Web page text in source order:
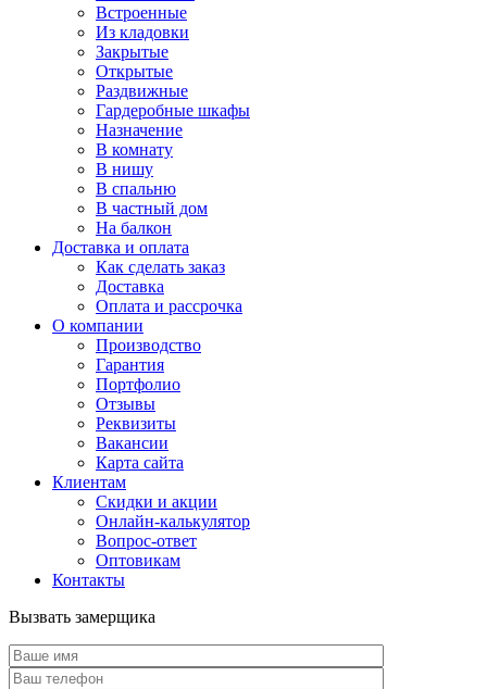
Встроенные
Из кладовки
Закрытые
Открытые
Раздвижные
Гардеробные шкафы
Назначение
В комнату
В нишу
В спальню
В частный дом
На балкон
Доставка и оплата
Как сделать заказ
Доставка
Оплата и рассрочка
О компании
Производство
Гарантия
Портфолио
Отзывы
Реквизиты
Вакансии
Карта сайта
Клиентам
Скидки и акции
Онлайн-калькулятор
Вопрос-ответ
Оптовикам
Контакты
Вызвать замерщика